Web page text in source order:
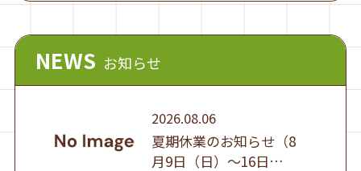
NEWS お知らせ
2026.08.06
夏期休業のお知らせ（8
月9日（日）～16日